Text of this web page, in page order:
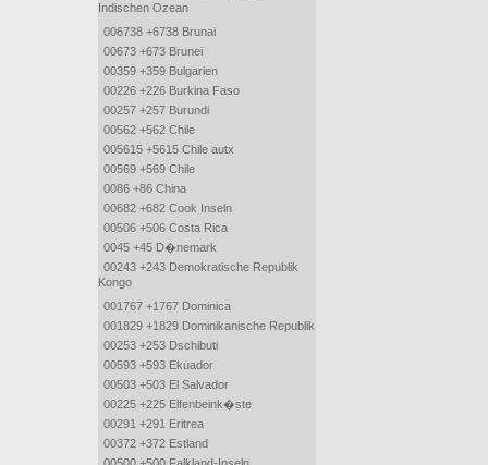
Indischen Ozean
006738 +6738 Brunai
00673 +673 Brunei
00359 +359 Bulgarien
00226 +226 Burkina Faso
00257 +257 Burundi
00562 +562 Chile
005615 +5615 Chile autx
00569 +569 Chile
0086 +86 China
00682 +682 Cook Inseln
00506 +506 Costa Rica
0045 +45 D�nemark
00243 +243 Demokratische Republik
Kongo
001767 +1767 Dominica
001829 +1829 Dominikanische Republik
00253 +253 Dschibuti
00593 +593 Ekuador
00503 +503 El Salvador
00225 +225 Elfenbeink�ste
00291 +291 Eritrea
00372 +372 Estland